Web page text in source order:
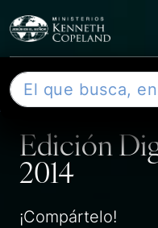
B
u
ENTRADA
Edición
2014
¡Compártelo!